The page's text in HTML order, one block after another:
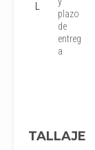
L
plazo
de
entreg
a
TALLAJE